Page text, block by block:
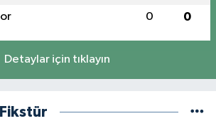
0 0
Detaylar için tıklayın